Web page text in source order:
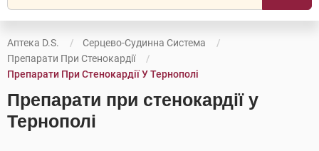
Аптека D.S.
Серцево-Судинна Система
Препарати При Стенокардії
Препарати При Стенокардії У Тернополі
Препарати при стенокардії у
Тернополі